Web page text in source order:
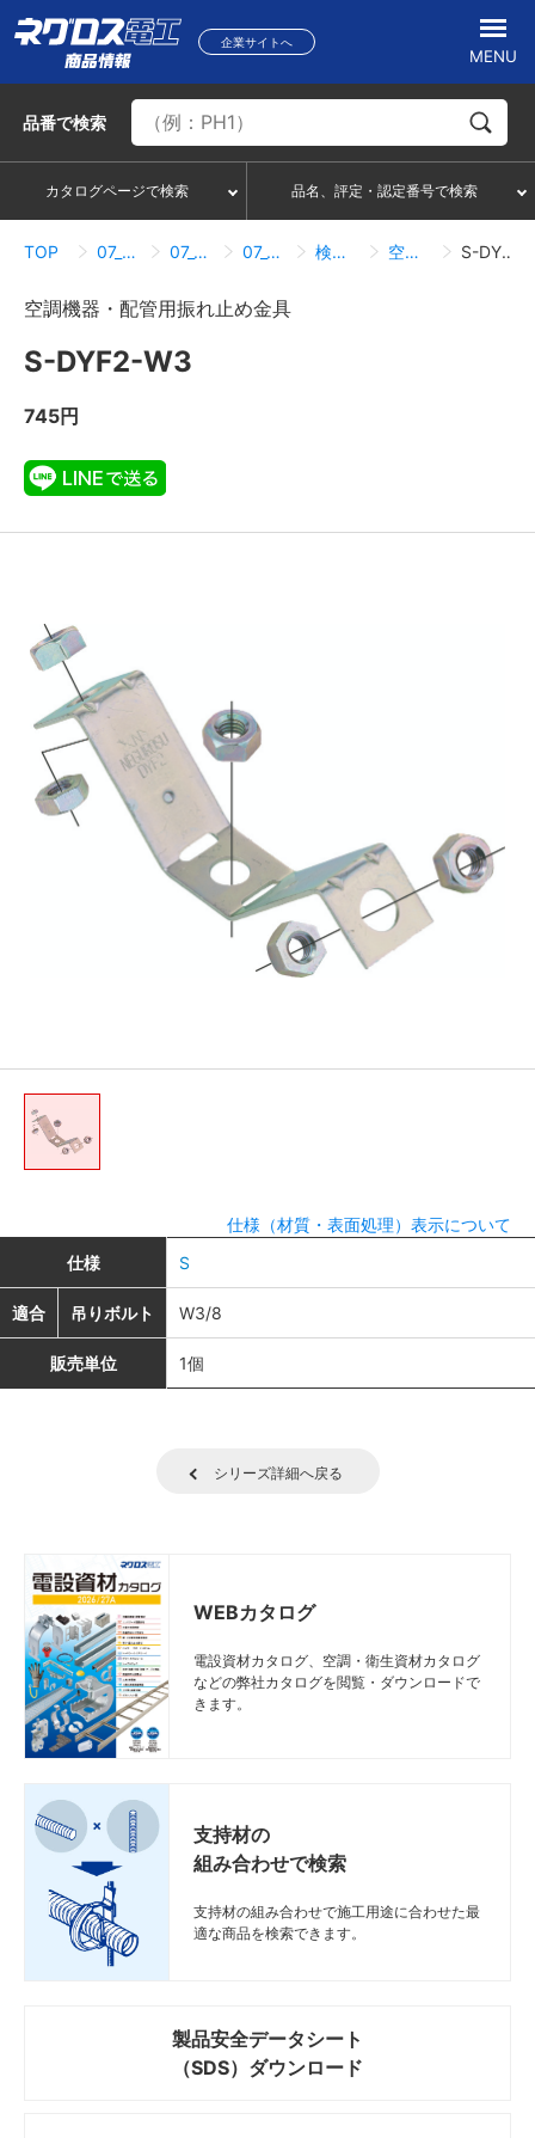
企業サイトへ
MENU
品番で検索
カタログページで検索 品名、評定・認定番号で検索
TOP 07_ハンガー・サポートシステム 07_02_ダクター吊り 07_02_04_振れ止め金具 検索結果一覧 空調機器・配管用振れ止め金具 S-DYF2-W3
空調機器・配管用振れ止め金具
S-DYF2-W3
745円
仕様（材質・表面処理）表示について
仕様
S
適合 吊りボルト W3/8
販売単位 1個
シリーズ詳細へ戻る
WEBカタログ
電設資材カタログ、空調・衛生資材カタログ
などの弊社カタログを閲覧・ダウンロードで
きます。
支持材の
組み合わせで検索
支持材の組み合わせで施工用途に合わせた最
適な商品を検索できます。
製品安全データシート
（SDS）ダウンロード